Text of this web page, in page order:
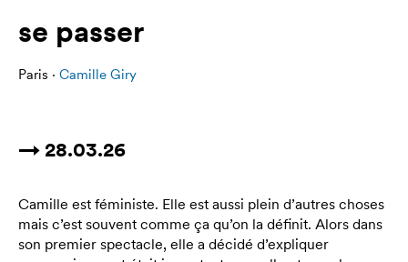
se passer
Paris · Camille Giry
→ 28.03.26
Camille est féministe. Elle est aussi plein d’autres choses
mais c’est souvent comme ça qu’on la définit. Alors dans
son premier spectacle, elle a décidé d’expliquer